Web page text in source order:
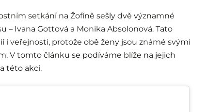
setkání na Žofíně sešly dvě významné
– Ivana Gottová a Monika Absolonová. Tato
veřejnosti, protože obě ženy jsou známé svými
V tomto článku se podíváme blíže na jejich
této akci.